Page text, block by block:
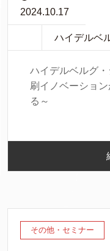
2024.10.17
ハイデルベ
ハイデルベルグ
刷イノベーショ
る～
その他・セミナー